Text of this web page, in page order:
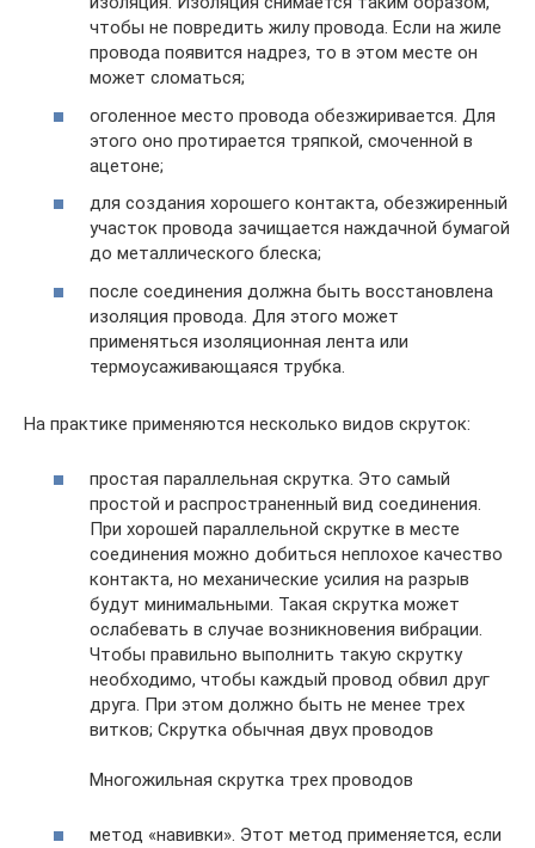
чтобы не повредить жилу провода. Если на жиле
провода появится надрез, то в этом месте он
может сломаться;
оголенное место провода обезжиривается. Для
этого оно протирается тряпкой, смоченной в
ацетоне;
для создания хорошего контакта, обезжиренный
участок провода зачищается наждачной бумагой
до металлического блеска;
после соединения должна быть восстановлена
изоляция провода. Для этого может
применяться изоляционная лента или
термоусаживающаяся трубка.
На практике применяются несколько видов скруток:
простая параллельная скрутка. Это самый
простой и распространенный вид соединения.
При хорошей параллельной скрутке в месте
соединения можно добиться неплохое качество
контакта, но механические усилия на разрыв
будут минимальными. Такая скрутка может
ослабевать в случае возникновения вибрации.
Чтобы правильно выполнить такую скрутку
необходимо, чтобы каждый провод обвил друг
друга. При этом должно быть не менее трех
витков; Скрутка обычная двух проводов
Многожильная скрутка трех проводов
метод «навивки». Этот метод применяется, если